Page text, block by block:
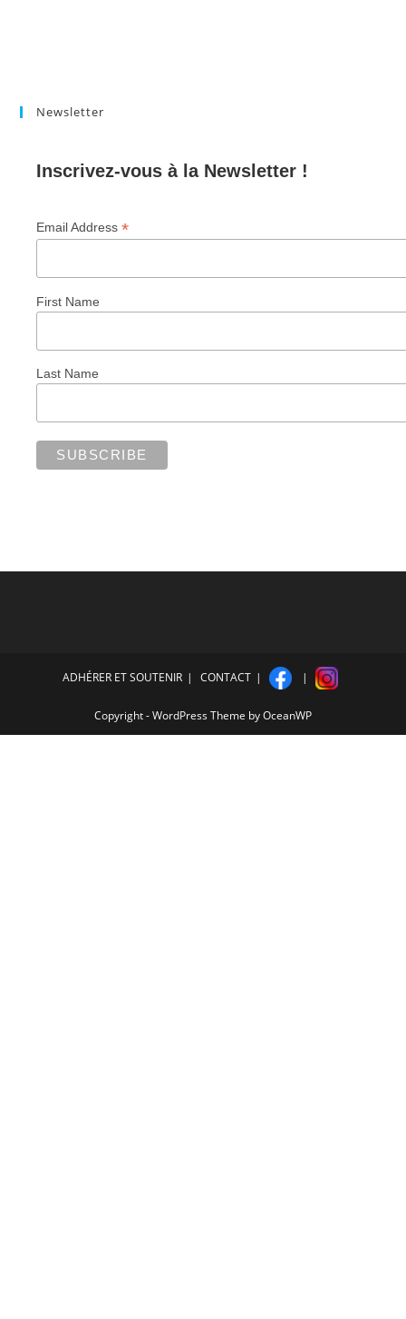
Newsletter
Inscrivez-vous à la Newsletter !
Email Address*
First Name
Last Name
ADHÉRER ET SOUTENIR CONTACT
Copyright - WordPress Theme by OceanWP